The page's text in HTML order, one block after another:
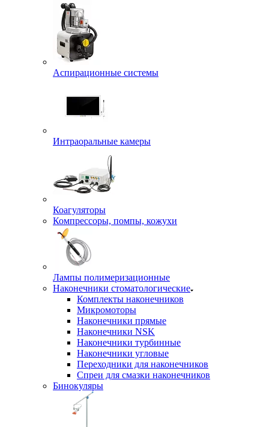
Аспирационные системы
Интраоральные камеры
Коагуляторы
Компрессоры, помпы, кожухи
Лампы полимеризационные
Наконечники стоматологические
Комплекты наконечников
Микромоторы
Наконечники прямые
Наконечники NSK
Наконечники турбинные
Наконечники угловые
Переходники для наконечников
Спреи для смазки наконечников
Бинокуляры